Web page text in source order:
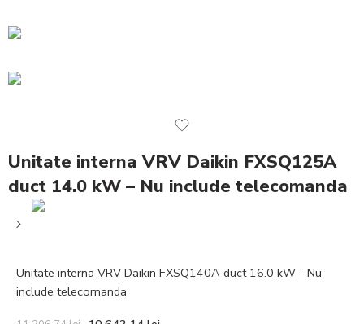
Unitate interna VRV Daikin FXSQ125A
duct 14.0 kW – Nu include telecomanda
Unitate interna VRV Daikin FXSQ140A duct 16.0 kW - Nu
include telecomanda